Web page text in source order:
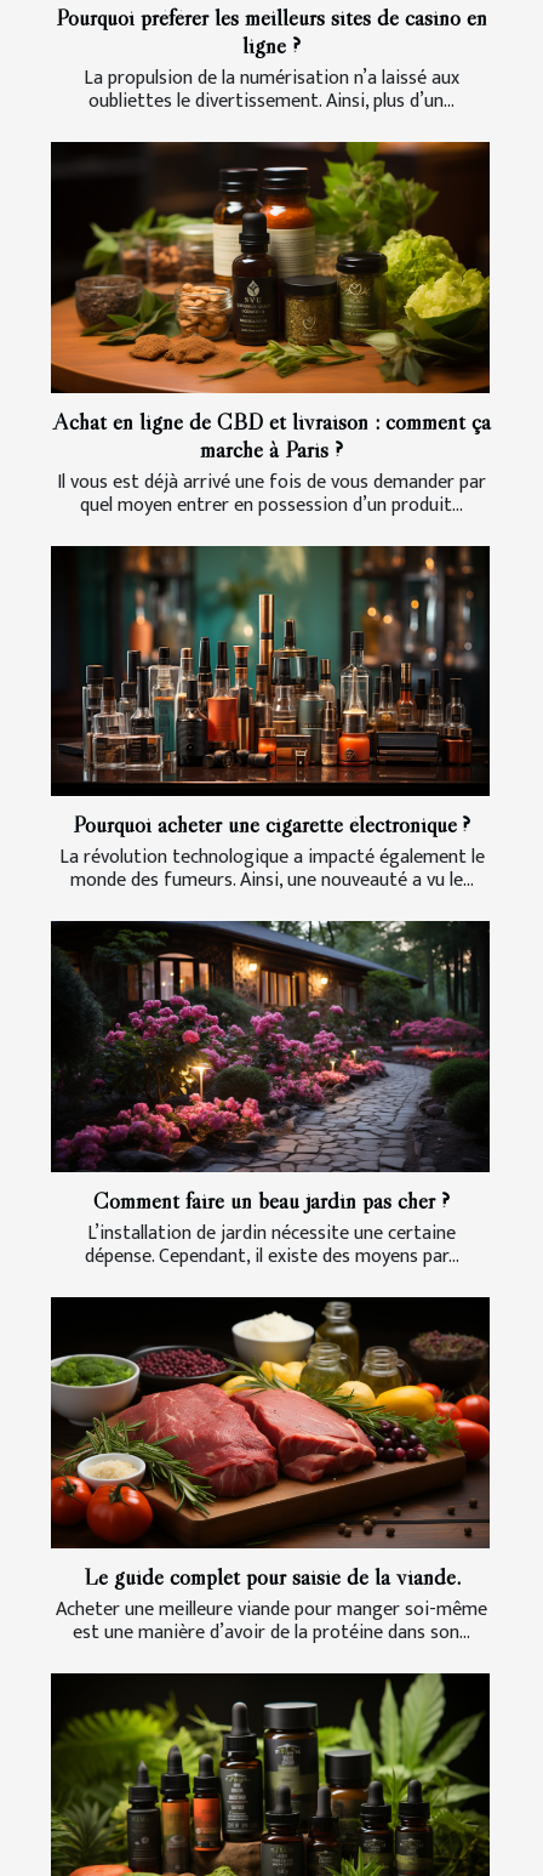
Pourquoi préférer les meilleurs sites de casino en
ligne ?
La propulsion de la numérisation n’a laissé aux
oubliettes le divertissement. Ainsi, plus d’un...
Achat en ligne de CBD et livraison : comment ça
marche à Paris ?
Il vous est déjà arrivé une fois de vous demander par
quel moyen entrer en possession d’un produit...
Pourquoi acheter une cigarette électronique ?
La révolution technologique a impacté également le
monde des fumeurs. Ainsi, une nouveauté a vu le...
Comment faire un beau jardin pas cher ?
L’installation de jardin nécessite une certaine
dépense. Cependant, il existe des moyens par...
Le guide complet pour saisie de la viande.
Acheter une meilleure viande pour manger soi-même
est une manière d’avoir de la protéine dans son...